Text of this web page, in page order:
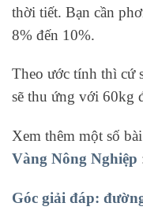
thời tiết. Bạn cần
8% đến 10%.
Theo ước tính thì cứ
sẽ thu ứng với 60kg
Xem thêm một số
Vàng Nông Nghiệp
Góc giải đáp: